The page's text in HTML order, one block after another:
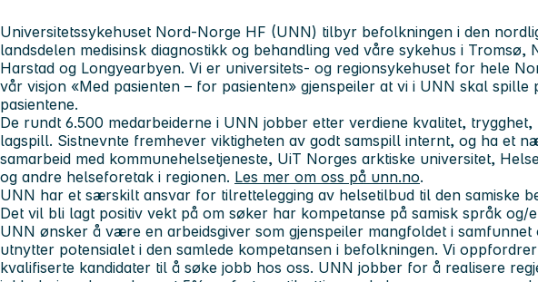
Universitetssykehuset Nord-Norge HF (UNN) tilbyr befolkningen i den
landsdelen medisinsk diagnostikk og behandling ved våre sykehus i Tromsø,
Harstad og Longyearbyen. Vi er universitets- og regionsykehuset for hele
vår visjon «Med pasienten – for pasienten» gjenspeiler at vi i UNN skal spille
pasientene.
De rundt 6.500 medarbeiderne i UNN jobber etter verdiene kvalitet, trygghet,
lagspill. Sistnevnte fremhever viktigheten av godt samspill internt, og ha et
samarbeid med kommunehelsetjeneste, UiT Norges arktiske universitet,
og andre helseforetak i regionen. Les mer om oss på unn.no.
UNN har et særskilt ansvar for tilrettelegging av helsetilbud til den samiske
Det vil bli lagt positiv vekt på om søker har kompetanse på samisk språk og/
UNN ønsker å være en arbeidsgiver som gjenspeiler mangfoldet i samfunnet
utnytter potensialet i den samlede kompetansen i befolkningen. Vi
kvalifiserte kandidater til å søke jobb hos oss. UNN jobber for å realisere